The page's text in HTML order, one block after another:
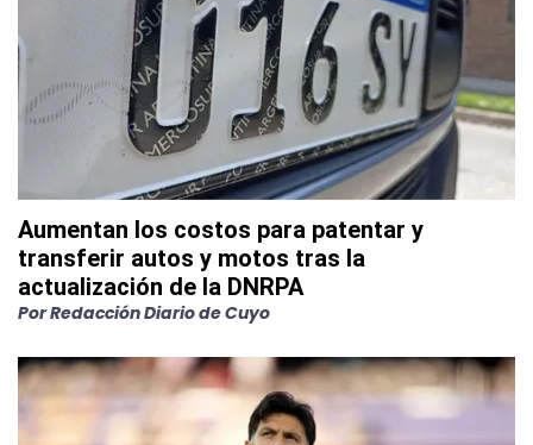
Aumentan los costos para patentar y
transferir autos y motos tras la
actualización de la DNRPA
PorRedacción Diario de Cuyo